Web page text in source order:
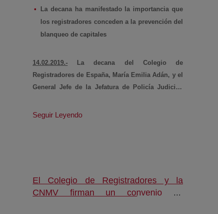
La decana ha manifestado la importancia que
los registradores conceden a la prevención del
blanqueo de capitales
14.02.2019.- La decana del Colegio de
Registradores de España, María Emilia Adán, y el
General Jefe de la Jefatura de Policía Judicial,
acuerdo de colaboración entre ambas
Seguir Leyendo
El Colegio de Registradores y la
CNMV firman un convenio de